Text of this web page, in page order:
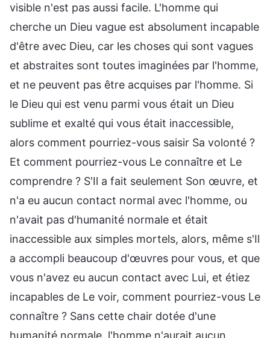
visible n'est pas aussi facile. L'homme qui
cherche un Dieu vague est absolument incapable
d'être avec Dieu, car les choses qui sont vagues
et abstraites sont toutes imaginées par l'homme,
et ne peuvent pas être acquises par l'homme. Si
le Dieu qui est venu parmi vous était un Dieu
sublime et exalté qui vous était inaccessible,
alors comment pourriez-vous saisir Sa volonté ?
Et comment pourriez-vous Le connaître et Le
comprendre ? S'Il a fait seulement Son œuvre, et
n'a eu aucun contact normal avec l'homme, ou
n'avait pas d'humanité normale et était
inaccessible aux simples mortels, alors, même s'Il
a accompli beaucoup d'œuvres pour vous, et que
vous n'avez eu aucun contact avec Lui, et étiez
incapables de Le voir, comment pourriez-vous Le
connaître ? Sans cette chair dotée d'une
humanité normale, l'homme n'aurait aucun